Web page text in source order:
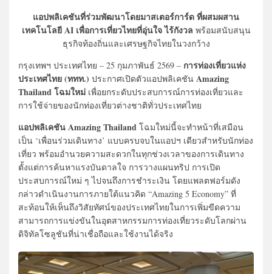
แอปพลิเคชันที่ร่วมพัฒนาโดยมาสเตอร์การ์ด ที่ผสมผสาน
เทคโนโลยี AI เพื่อการเที่ยวไทยที่อุ่นใจ ไร้กังวล พร้อมสนับสนุน
ธุรกิจท้องถิ่นและเศรษฐกิจไทยในวงกว้าง
กรุงเทพฯ ประเทศไทย – 25 กุมภาพันธ์ 2569 – การท่องเที่ยวแห่ง
ประเทศไทย (ททท.) ประกาศเปิดตัวแอปพลิเคชัน Amazing
Thailand โฉมใหม่ เพื่อยกระดับประสบการณ์การท่องเที่ยวและ
การใช้จ่ายของนักท่องเที่ยวต่างชาติทั่วประเทศไทย
แอปพลิเคชัน Amazing Thailand โฉมใหม่นี้จะทำหน้าที่เสมือน
เป็น ‘เพื่อนร่วมเดินทาง’ แบบครบจบในแอปฯ เดียวสำหรับนักท่อง
เที่ยว พร้อมอำนวยความสะดวกในทุกช่วงเวลาของการเดินทาง
ตั้งแต่การค้นหาแรงบันดาลใจ การวางแผนทริป การเปิด
ประสบการณ์ใหม่ ๆ ไปจนถึงการชำระเงิน โดยแพลตฟอร์มดัง
กล่าวดำเนินงานการภายใต้แนวคิด “Amazing 5 Economy” ที่
สะท้อนให้เห็นถึงวิสัยทัศน์ของประเทศไทยในการเพิ่มขีดความ
สามารถการแข่งขันในอุตสาหกรรมการท่องเที่ยวระดับโลกผ่าน
ดิจิทัลโซลูชันที่น่าเชื่อถือและใช้งานได้จริง